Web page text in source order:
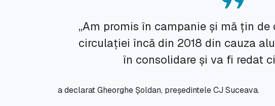
„Am promis în campanie și mă țin
circulației încă din 2018 din cauza
în consolidare și va fi redat
a declarat Gheorghe Șoldan, președintele CJ Suceava.